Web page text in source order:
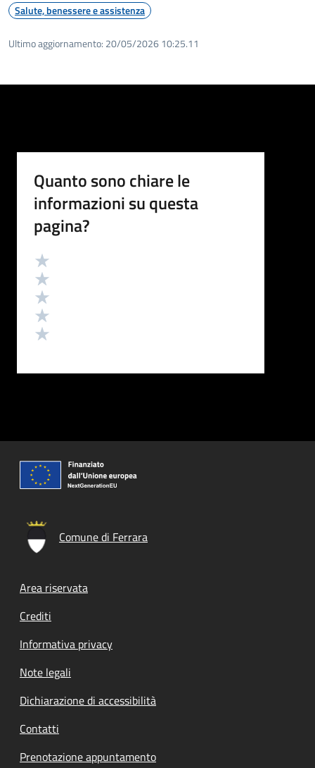
Salute, benessere e assistenza
Ultimo aggiornamento: 20/05/2026 10:25.11
Quanto sono chiare le
informazioni su questa
pagina?
Valutazione
Comune di Ferrara
Footer menu
Area riservata
Crediti
Informativa privacy
Note legali
Dichiarazione di accessibilità
Contatti
Prenotazione appuntamento